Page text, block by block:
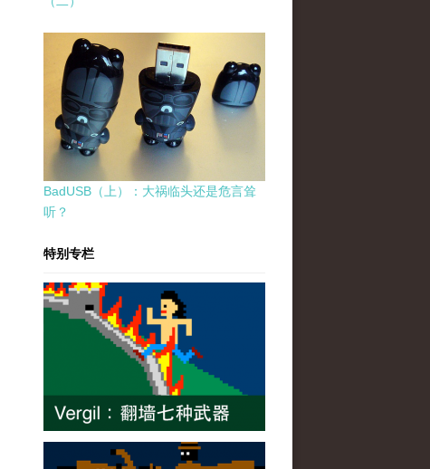
BadUSB（上）：大祸临头还是危言耸
听？
特别专栏